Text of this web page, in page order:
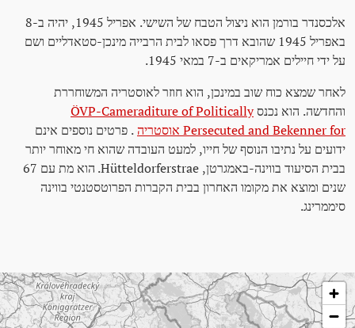
אלכסנדר בורמן הוא ניצול הטבח של השישי. אפריל 1945, יהיה ב-8
באפריל 1945 שהובא דרך פסאו לבית הרבייה מינכן-סטאדליים ושם
על ידי חיילים אמריקאים ב-7 במאי 1945.
לאחר שמצא כוח שוב במינכן, הוא חוזר לאוסטריה המשוחררת
והחדשה. הוא נכנסÖVP-Cameraditure of Politically
Persecuted and Bekenner for אוסטריה
. פרטים נוספים אינם
ידועים על נתיבו הנוסף של חייו, למעט העובדה שהוא חי מאוחר יותר
בבית הסיעוד בווינה-באמגרטן, Hütteldorferstrae. הוא מת עם 67
שנים ומוצא את מקומו האחרון בבית הקברות הפרוטסטנטי בווינה
סיממרינג.
דלג על המפה